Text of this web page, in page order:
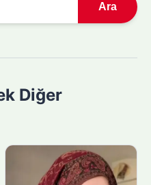
Ara
Diğer